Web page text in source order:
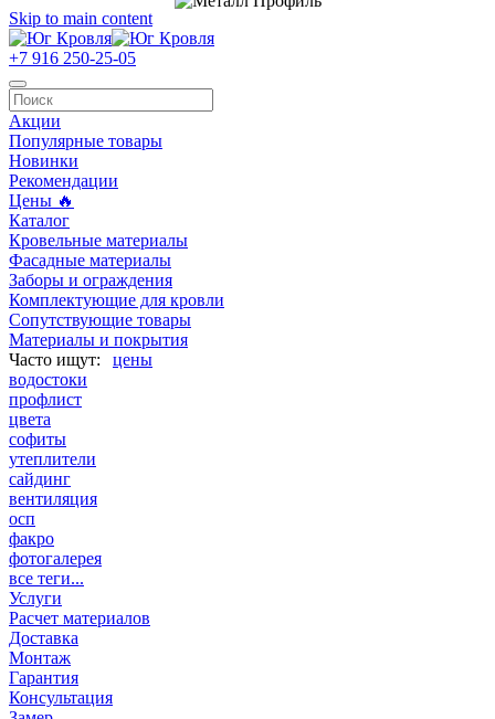
Skip to main content
+7 916 250-25-05
Акции
Популярные товары
Новинки
Рекомендации
Цены 🔥
Каталог
Кровельные материалы
Фасадные материалы
Заборы и ограждения
Комплектующие для кровли
Сопутствующие товары
Материалы и покрытия
цены
водостоки
профлист
цвета
софиты
утеплители
сайдинг
вентиляция
осп
факро
фотогалерея
все теги...
Услуги
Расчет материалов
Доставка
Монтаж
Гарантия
Консультация